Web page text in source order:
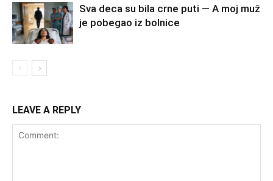
Sva deca su bila crne puti — A moj muž
je pobegao iz bolnice
LEAVE A REPLY